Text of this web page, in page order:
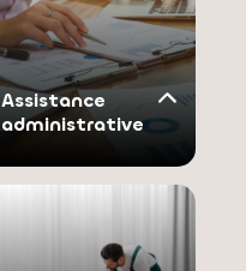
Assistance
administrative